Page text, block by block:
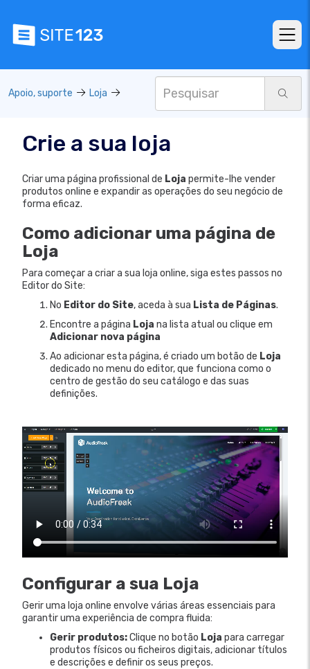
Apoio, suporte Loja
Crie a sua loja
Criar uma página profissional de Loja permite-lhe vender
produtos online e expandir as operações do seu negócio de
forma eficaz.
Como adicionar uma página de
Loja
Para começar a criar a sua loja online, siga estes passos no
Editor do Site:
No Editor do Site, aceda à sua Lista de Páginas.
Encontre a página Loja na lista atual ou clique em
Adicionar nova página
Ao adicionar esta página, é criado um botão de Loja
dedicado no menu do editor, que funciona como o
centro de gestão do seu catálogo e das suas
definições.
Configurar a sua Loja
Gerir uma loja online envolve várias áreas essenciais para
garantir uma experiência de compra fluida:
Gerir produtos:Clique no botão Loja para carregar
produtos físicos ou ficheiros digitais, adicionar títulos
e descrições e definir os seus preços.